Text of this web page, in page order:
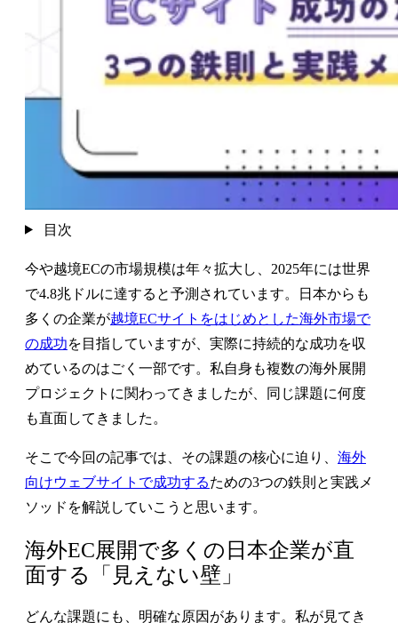
目次
今や越境ECの市場規模は年々拡大し、2025年には世界
で4.8兆ドルに達すると予測されています。日本からも
多くの企業が越境ECサイトをはじめとした海外市場で
の成功を目指していますが、実際に持続的な成功を収
めているのはごく一部です。私自身も複数の海外展開
プロジェクトに関わってきましたが、同じ課題に何度
も直面してきました。
そこで今回の記事では、その課題の核心に迫り、 海外
向けウェブサイトで成功するための3つの鉄則と実践メ
ソッドを解説していこうと思います。
海外EC展開で多くの日本企業が直
面する「見えない壁」
どんな課題にも、明確な原因があります。私が見てき